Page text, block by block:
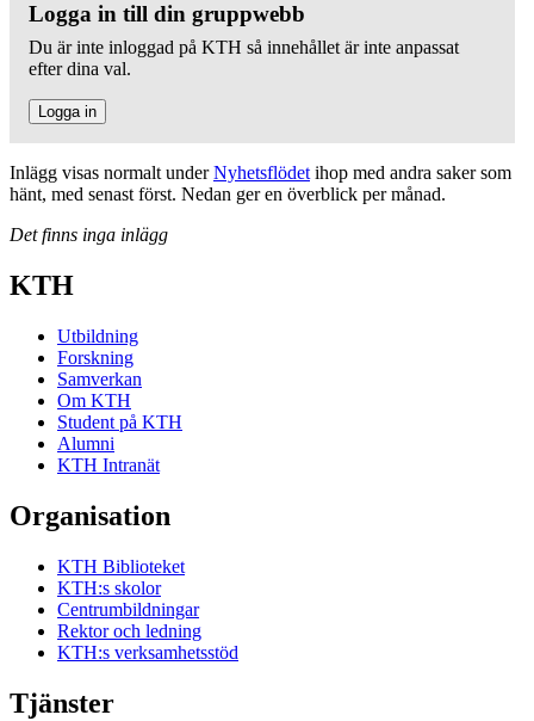
Logga in till din gruppwebb
Du är inte inloggad på KTH så innehållet är inte anpassat
efter dina val.
Logga in
Inlägg visas normalt underNyhetsflödet ihop med andra saker som
hänt, med senast först. Nedan ger en överblick per månad.
Det finns inga inlägg
KTH
Utbildning
Forskning
Samverkan
Om KTH
Student på KTH
Alumni
KTH Intranät
Organisation
KTH Biblioteket
KTH:s skolor
Centrumbildningar
Rektor och ledning
KTH:s verksamhetsstöd
Tjänster